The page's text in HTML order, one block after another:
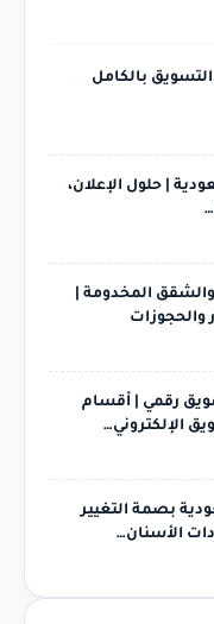
بالكامل
| حلول الإعلان،
المخدومة |
والحجوزات
رقمي | أقسام
الإلكتروني…
بصمة التغيير
الأسنان…